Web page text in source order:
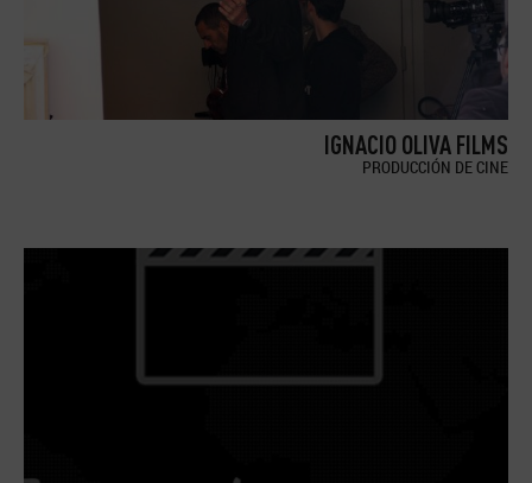
IGNACIO OLIVA FILMS
PRODUCCIÓN DE CINE